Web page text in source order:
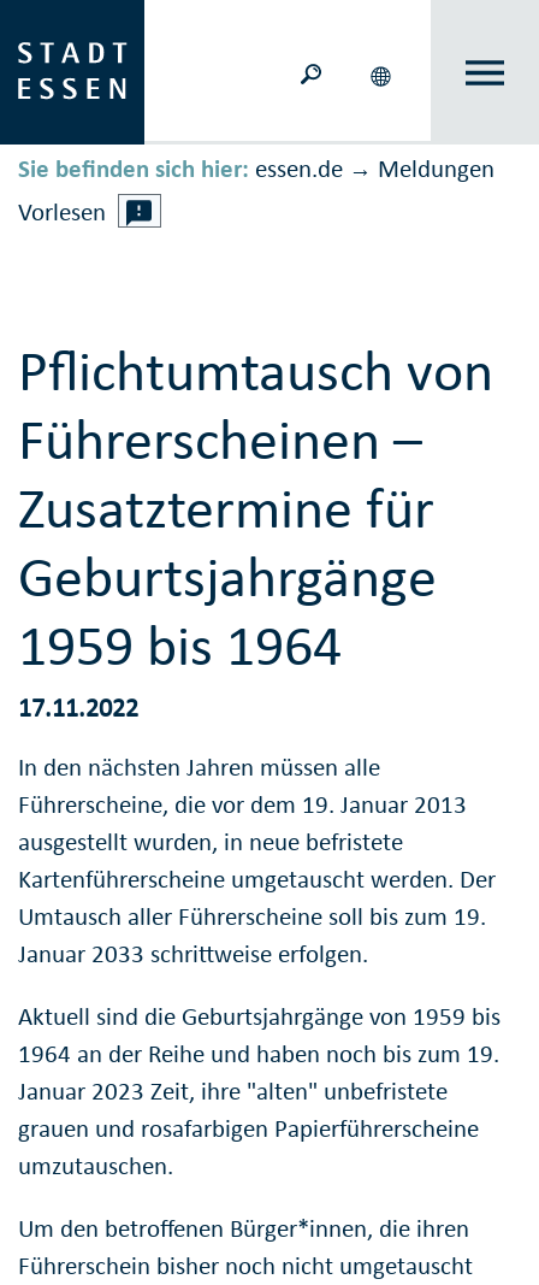
Sie befinden sich hier: essen.de → Meldungen
Vorlesen
Pflichtumtausch von
Führerscheinen –
Zusatztermine für
Geburtsjahrgänge
1959 bis 1964
17.11.2022
In den nächsten Jahren müssen alle
Führerscheine, die vor dem 19. Januar 2013
ausgestellt wurden, in neue befristete
Kartenführerscheine umgetauscht werden. Der
Umtausch aller Führerscheine soll bis zum 19.
Januar 2033 schrittweise erfolgen.
Aktuell sind die Geburtsjahrgänge von 1959 bis
1964 an der Reihe und haben noch bis zum 19.
Januar 2023 Zeit, ihre "alten" unbefristete
grauen und rosafarbigen Papierführerscheine
umzutauschen.
Um den betroffenen Bürger*innen, die ihren
Führerschein bisher noch nicht umgetauscht